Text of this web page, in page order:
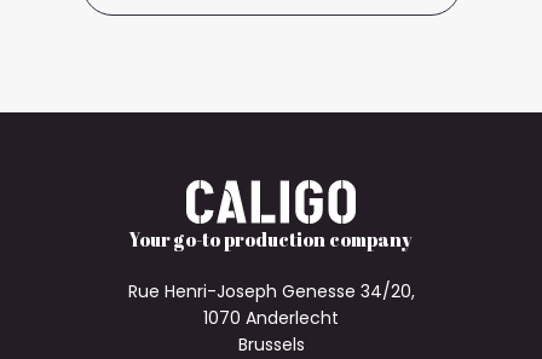
Your go-to production company
Rue Henri-Joseph Genesse 34/20,
1070 Anderlecht
Brussels